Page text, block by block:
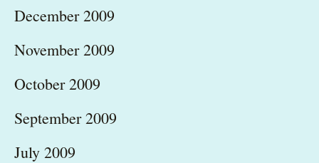
December 2009
November 2009
October 2009
September 2009
July 2009